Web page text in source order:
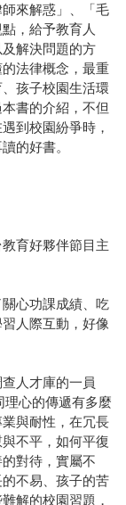
來解惑」、「毛
，給予教育人
解決問題的方
法律概念，最重
孩子校園生活環
書的介紹，不但
到校園紛爭時，
的好書。
育好夥伴節目主
心功課成績、吃
人際互動，好像
人才庫的一員
心的傳遞有多麼
與耐性，在冗長
不平，如何平復
對待，實屬不
不易、孩子的苦
解的校園習題，